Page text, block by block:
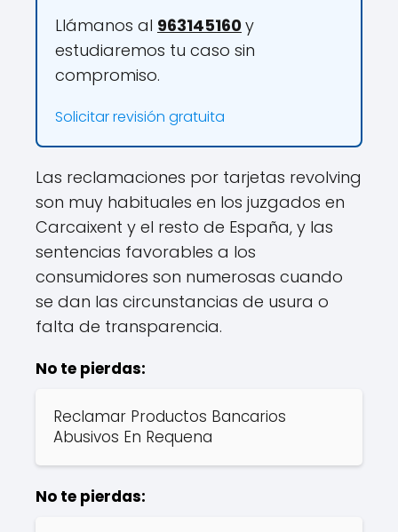
Llámanos al 963145160y
estudiaremos tu caso sin
compromiso.
Solicitar revisión gratuita
Las reclamaciones por tarjetas revolving
son muy habituales en los juzgados en
Carcaixent y el resto de España, y las
sentencias favorables a los
consumidores son numerosas cuando
se dan las circunstancias de usura o
falta de transparencia.
No te pierdas:
Reclamar Productos Bancarios
Abusivos En Requena
No te pierdas: